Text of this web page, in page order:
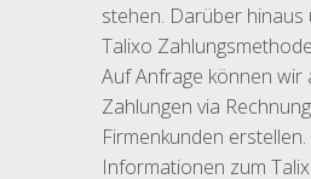
stehen. Darüber
Talixo
Auf Anfrage können wir
Zahlungen via
Firmenkunden
Informationen zum